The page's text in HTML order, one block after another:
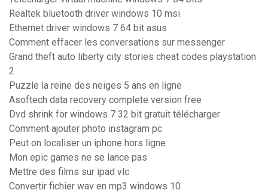
Realtek bluetooth driver windows 10 msi
Ethernet driver windows 7 64 bit asus
Comment effacer les conversations sur messenger
Grand theft auto liberty city stories cheat codes playstation
2
Puzzle la reine des neiges 5 ans en ligne
Asoftech data recovery complete version free
Dvd shrink for windows 7 32 bit gratuit télécharger
Comment ajouter photo instagram pc
Peut on localiser un iphone hors ligne
Mon epic games ne se lance pas
Mettre des films sur ipad vlc
Convertir fichier wav en mp3 windows 10